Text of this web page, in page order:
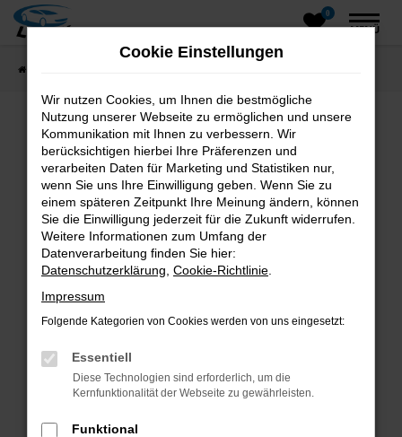
Zum
0
MENÜ
Fehler: Network Error
Beim Laden ist ein Fehler aufgetreten.
Hier sind ein paar Tipps, die dir helfen können:
Überprüfe deine Firewall und deine
Internetverbindung.
Laden andere Webseiten, zum Beispiel deine
Suchmaschine?
Prüfe deine Browsererweiterungen.
können das Laden bestimmter Seiten
verhindern. Funktioniert die Seite in einem
Fenster?
Cookie Einstellungen
Wir nutzen Cookies, um Ihnen die bestmögliche
Nutzung unserer Webseite zu ermöglichen und unsere
Kommunikation mit Ihnen zu verbessern. Wir
berücksichtigen hierbei Ihre Präferenzen und
verarbeiten Daten für Marketing und Statistiken nur,
wenn Sie uns Ihre Einwilligung geben. Wenn Sie zu
einem späteren Zeitpunkt Ihre Meinung ändern, können
Sie die Einwilligung jederzeit für die Zukunft widerrufen.
Weitere Informationen zum Umfang der
Datenverarbeitung finden Sie hier:
Datenschutzerklärung Cookie-Richtlinie
Impressum
Folgende Kategorien von Cookies werden von uns eingesetzt:
Essentiell
Diese Technologien sind erforderlich, um die
Kernfunktionalität der Webseite zu gewährleisten.
Funktional